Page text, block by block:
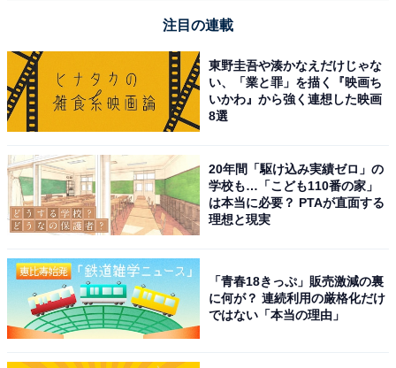
注目の連載
東野圭吾や湊かなえだけじゃな
い、「業と罪」を描く『映画ち
いかわ』から強く連想した映画
8選
20年間「駆け込み実績ゼロ」の
学校も…「こども110番の家」
は本当に必要？ PTAが直面する
理想と現実
「青春18きっぷ」販売激減の裏
に何が？ 連続利用の厳格化だけ
ではない「本当の理由」